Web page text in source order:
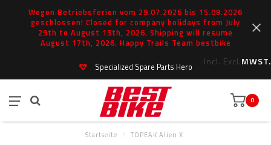
Wegen Betriebsferien vom 29.07.2026 bis 15.08.2026
geschlossen! Closed for company holidays from July
29th to August 15th, 2026. Shipping will resume
August 17th, 2026. Happy Trails Team bestbike
Incl. Excl.MWST.
Specialized Spare Parts Hero
0
Startseite / TOPEAK Alien X